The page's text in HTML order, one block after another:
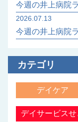
今週の井上病院
2026.07.13
今週の井上病院
カテゴリ
デイケア
デイサービスせ